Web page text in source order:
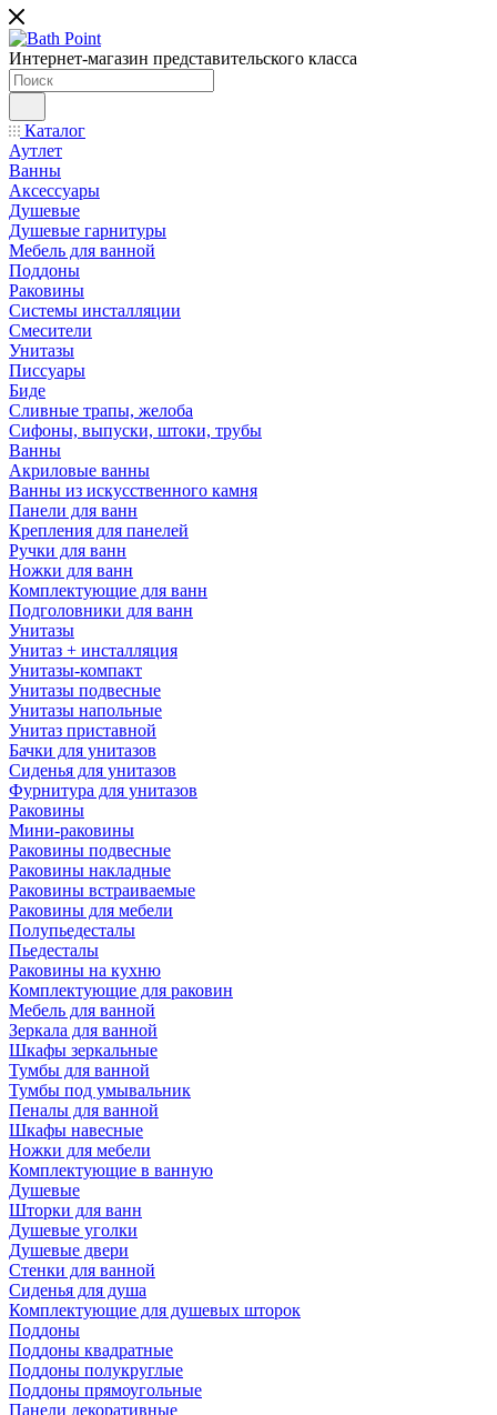
Интернет-магазин представительского класса
Каталог
Аутлет
Ванны
Аксессуары
Душевые
Душевые гарнитуры
Мебель для ванной
Поддоны
Раковины
Системы инсталляции
Смесители
Унитазы
Писсуары
Биде
Сливные трапы, желоба
Сифоны, выпуски, штоки, трубы
Ванны
Акриловые ванны
Ванны из искусственного камня
Панели для ванн
Крепления для панелей
Ручки для ванн
Ножки для ванн
Комплектующие для ванн
Подголовники для ванн
Унитазы
Унитаз + инсталляция
Унитазы-компакт
Унитазы подвесные
Унитазы напольные
Унитаз приставной
Бачки для унитазов
Сиденья для унитазов
Фурнитура для унитазов
Раковины
Мини-раковины
Раковины подвесные
Раковины накладные
Раковины встраиваемые
Раковины для мебели
Полупьедесталы
Пьедесталы
Раковины на кухню
Комплектующие для раковин
Мебель для ванной
Зеркала для ванной
Шкафы зеркальные
Тумбы для ванной
Тумбы под умывальник
Пеналы для ванной
Шкафы навесные
Ножки для мебели
Комплектующие в ванную
Душевые
Шторки для ванн
Душевые уголки
Душевые двери
Стенки для ванной
Сиденья для душа
Комплектующие для душевых шторок
Поддоны
Поддоны квадратные
Поддоны полукруглые
Поддоны прямоугольные
Панели декоративные